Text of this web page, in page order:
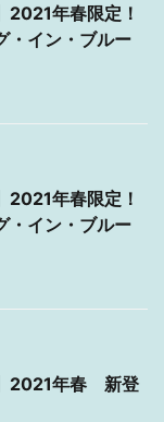
2021年春限定！
・イン・ブルー
2021年春限定！
・イン・ブルー
2021年春 新登